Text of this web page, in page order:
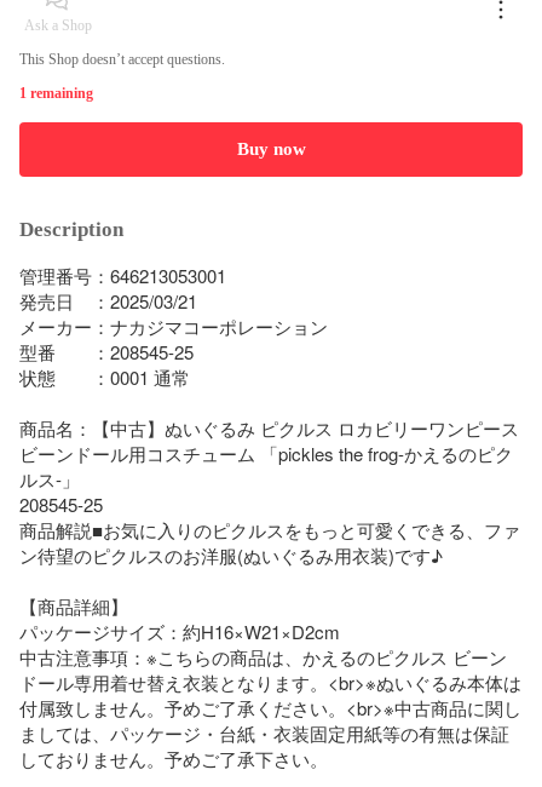
Ask a Shop
This Shop doesn’t accept questions.
1 remaining
Buy now
Description
管理番号：646213053001
発売日　：2025/03/21
メーカー：ナカジマコーポレーション
型番　　：208545-25
状態　　：0001 通常
商品名：【中古】ぬいぐるみ ピクルス ロカビリーワンピース
ビーンドール用コスチューム 「pickles the frog-かえるのピク
ルス-」
208545-25
商品解説■お気に入りのピクルスをもっと可愛くできる、ファ
ン待望のピクルスのお洋服(ぬいぐるみ用衣装)です♪
【商品詳細】
パッケージサイズ：約H16×W21×D2cm
中古注意事項：※こちらの商品は、かえるのピクルス ビーン
ドール専用着せ替え衣装となります。<br>※ぬいぐるみ本体は
付属致しません。予めご了承ください。<br>※中古商品に関し
ましては、パッケージ・台紙・衣装固定用紙等の有無は保証
しておりません。予めご了承下さい。